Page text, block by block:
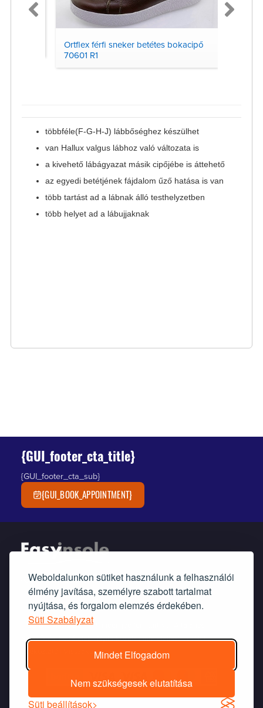
Weboldalunkon sütiket használunk a felhasználói
élmény javítása, személyre szabott tartalmat
nyújtása, és forgalom elemzés érdekében.
Süti Szabályzat
Mindet Elfogadom
Nem szükségesek elutatítása
Süti beállítások
Ortflex férfi sneker betétes bokacipő
70601 R1
többféle(F-G-H-J) lábbőséghez készülhet
van Hallux valgus lábhoz való változata is
a kivehető lábágyazat másik cipőjébe is áttehető
az egyedi betétjének fájdalom űző hatása is van
több tartást ad a lábnak álló testhelyzetben
több helyet ad a lábujjaknak
{GUI_footer_cta_title}
{GUI_footer_cta_sub}
{GUI_BOOK_APPOINTMENT}
{GUI_footer_blurb}
©2010 Ortflexbett Kft. Minden jog fenntartva. |
Szerződési Feltételek|Nyilatkozat-minta elálláshoz|Süti
Visszaküldés